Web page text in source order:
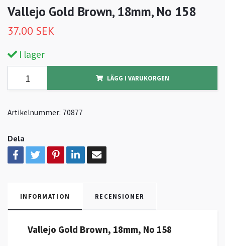
Vallejo Gold Brown, 18mm, No 158
37.00 SEK
I lager
LÄGG I VARUKORGEN
Artikelnummer: 70877
Dela
INFORMATION RECENSIONER
Vallejo Gold Brown, 18mm, No 158